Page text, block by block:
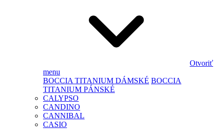
Otvoriť
menu
BOCCIA TITANIUM DÁMSKÉ BOCCIA
TITANIUM PÁNSKÉ
CALYPSO
CANDINO
CANNIBAL
CASIO